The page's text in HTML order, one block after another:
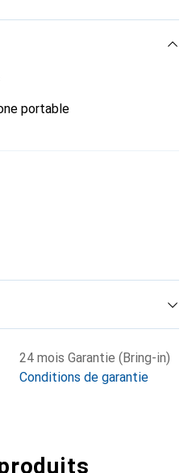
sûr pour une clientèle
portable
24 mois Garantie (Bring-in)
Conditions de garantie